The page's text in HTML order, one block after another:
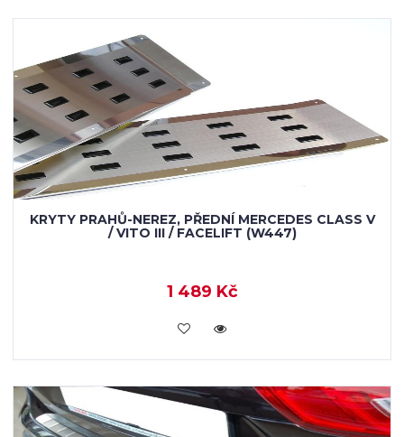
KRYTY PRAHŮ-NEREZ, PŘEDNÍ MERCEDES CLASS V
/ VITO III / FACELIFT (W447)
1 489 Kč
KOUPIT